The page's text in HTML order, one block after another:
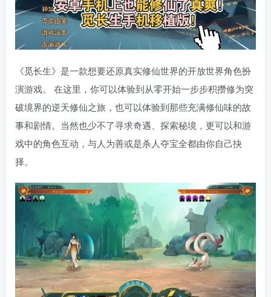
《觅长生》是一款想要还原真实修仙世界的开放世界角色扮
演游戏。 在这里，你可以体验到从零开始一步步积攒修为突
破境界的逆天修仙之旅，也可以体验到那些充满修仙味的故
事和剧情。当然也少不了寻求奇遇、探索秘境，更可以和游
戏中的角色互动，与人为善或是杀人夺宝全都由你自己抉
择。